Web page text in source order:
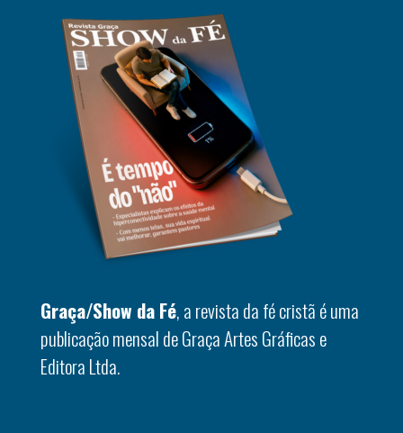
Graça/Show da Fé, a revista da fé cristã é uma
publicação mensal de Graça Artes Gráficas e
Editora Ltda.